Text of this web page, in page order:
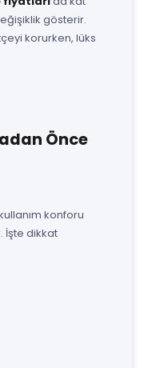
gösterir.
korurken, lüks
Önce
konforu
İşte dikkat